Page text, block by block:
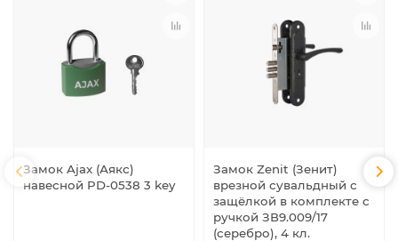
Замок Ajax (Аякс)
навесной PD-0538 3 key
Замок Zenit (Зенит)
врезной сувальдный с
защёлкой в комплекте с
ручкой ЗВ9.009/17
(серебро), 4 кл.